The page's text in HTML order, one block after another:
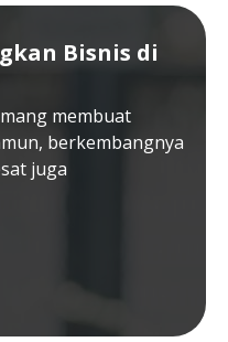
Bisnis di
membuat
berkembangnya
juga